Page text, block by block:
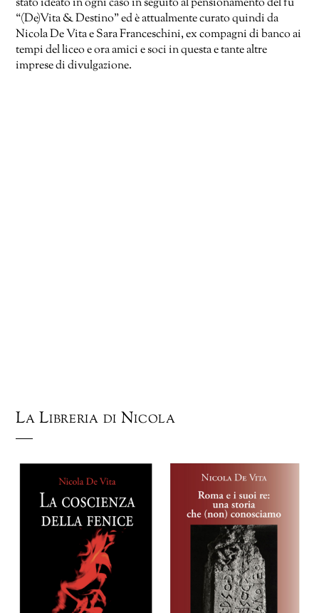
“(De)Vita & Destino” ed è attualmente curato quindi da
Nicola De Vita e Sara Franceschini, ex compagni di banco ai
tempi del liceo e ora amici e soci in questa e tante altre
imprese di divulgazione.
La Libreria di Nicola